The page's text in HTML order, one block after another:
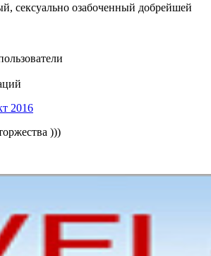
сексуально озабоченный добрейшей
2016
)))